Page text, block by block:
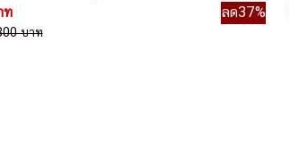
ท
ลด37%
บาท